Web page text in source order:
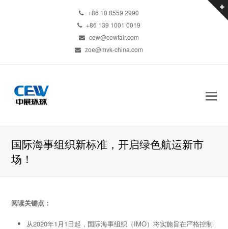
+86 10 8559 2990
+86 139 1001 0019
cew@cewfair.com
zoe@mvk-china.com
国际海事组织新标准，开启绿色航运新市
场！
阅读关键点：
从2020年1月1日起，国际海事组织（IMO）将实施旨在严格控制